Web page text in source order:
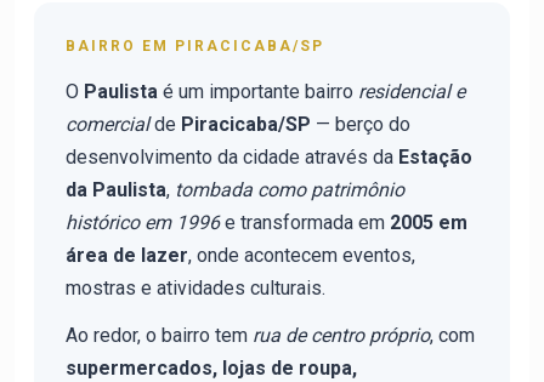
BAIRRO EM PIRACICABA/SP
O Paulista é um importante bairro residencial e
comercialde Piracicaba/SP — berço do
desenvolvimento da cidade através da Estação
da Paulista, tombada como patrimônio
histórico em 1996e transformada em 2005 em
área de lazer, onde acontecem eventos,
mostras e atividades culturais.
Ao redor, o bairro tem rua de centro próprio, com
supermercados, lojas de roupa,